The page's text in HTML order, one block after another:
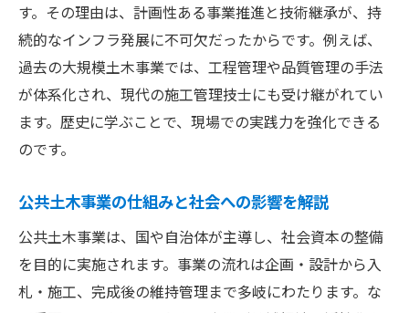
土木現場での工程管理の基本と実践のコツ
施工管理が土木工事の現場効率化に直結す
る理由
工程管理と施工管理の役割分担と連携方法
施工管理技士に求められる実務スキルとは
土木施工管理技士が習得すべき実務スキル
集
現場で役立つ土木管理スキルとその活かし
す。その理由は、計画性ある事業推進と技術継承が、持
続的なインフラ発展に不可欠だったからです。例えば、
過去の大規模土木事業では、工程管理や品質管理の手法
が体系化され、現代の施工管理技士にも受け継がれてい
ます。歴史に学ぶことで、現場での実践力を強化できる
のです。
公共土木事業の仕組みと社会への影響を解説
公共土木事業は、国や自治体が主導し、社会資本の整備
を目的に実施されます。事業の流れは企画・設計から入
札・施工、完成後の維持管理まで多岐にわたります。な